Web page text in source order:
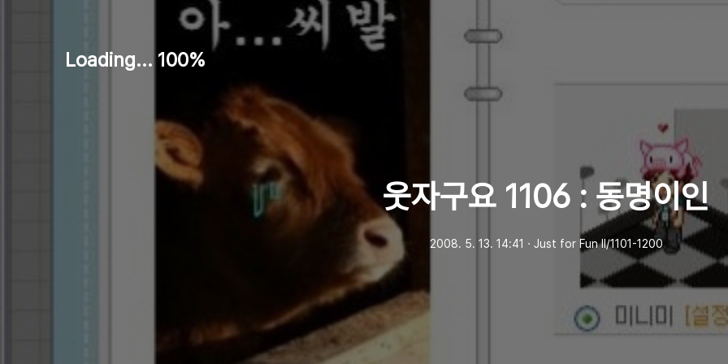
Loading... 100%
웃자구요 1106 : 동명이인
2008. 5. 13. 14:41 ㆍ Just for Fun Ⅱ/1101-1200